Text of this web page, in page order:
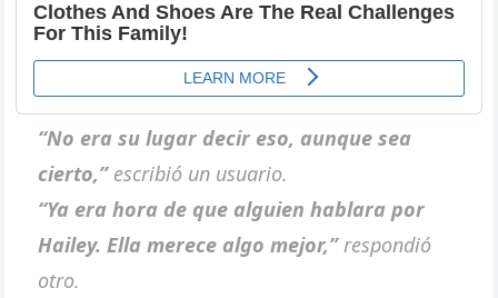
“No era su lugar decir eso, aunque sea
cierto,”escribió un usuario.
“Ya era hora de que alguien hablara por
Hailey. Ella merece algo mejor,”respondió
otro.